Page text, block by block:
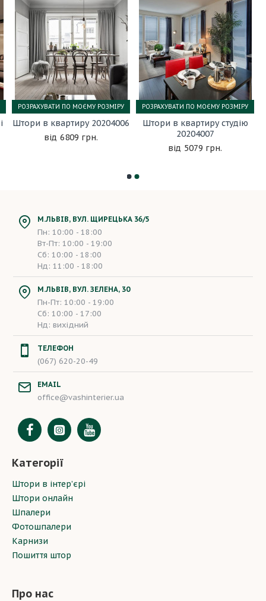
Штори в квартиру 20204006
6809 грн.
РОЗРАХУВАТИ ПО МОЄМУ РОЗМІРУ
Штори в квартиру студію
20204007
5079 грн.
РОЗРАХУВАТИ ПО МОЄМУ РОЗМІРУ
М.ЛЬВІВ, ВУЛ. ЩИРЕЦЬКА 36/5
Пн: 10:00 - 18:00
Вт-Пт: 10:00 - 19:00
Сб: 10:00 - 18:00
Нд: 11:00 - 18:00
М.ЛЬВІВ, ВУЛ. ЗЕЛЕНА, 30
Пн-Пт: 10:00 - 19:00
Сб: 10:00 - 17:00
Нд: вихідний
ТЕЛЕФОН
(067) 620-20-49
EMAIL
office@vashinterier.ua
Категорії
Штори в інтер’єрі
Штори онлайн
Шпалери
Фотошпалери
Карнизи
Пошиття штор
Про нас